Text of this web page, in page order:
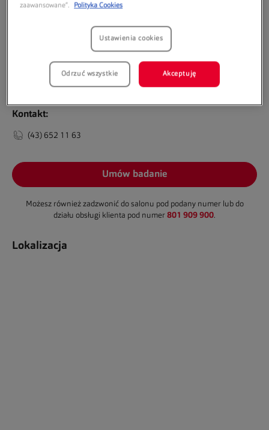
Wtorek:
10:00
10:00
20:00
10:00
20:00
10:00
20:00
10:00
Niedziela handlowa:
10:00 18:00
Kontakt:
(43) 652 11 63
Umów badanie
Możesz również zadzwonić do salonu pod podany numer lub do
działu obsługi klienta pod numer 801 909 900.
Lokalizacja
zaawansowane”.
Polityka Cookies
Ustawienia cookies
Odrzuć wszystkie Akceptuję